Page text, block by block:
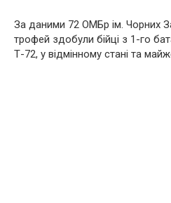
За даними 72 ОМБр ім. Чорних
трофей здобули бійці з 1-го
Т-72, у відмінному стані та